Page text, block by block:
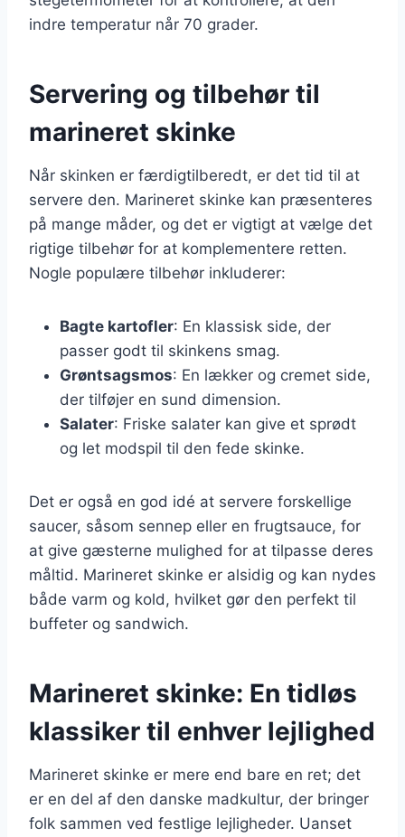
indre temperatur når 70 grader.
Servering og tilbehør til
marineret skinke
Når skinken er færdigtilberedt, er det tid til at
servere den. Marineret skinke kan præsenteres
på mange måder, og det er vigtigt at vælge det
rigtige tilbehør for at komplementere retten.
Nogle populære tilbehør inkluderer:
Bagte kartofler: En klassisk side, der
passer godt til skinkens smag.
Grøntsagsmos: En lækker og cremet side,
der tilføjer en sund dimension.
Salater: Friske salater kan give et sprødt
og let modspil til den fede skinke.
Det er også en god idé at servere forskellige
saucer, såsom sennep eller en frugtsauce, for
at give gæsterne mulighed for at tilpasse deres
måltid. Marineret skinke er alsidig og kan nydes
både varm og kold, hvilket gør den perfekt til
buffeter og sandwich.
Marineret skinke: En tidløs
klassiker til enhver lejlighed
Marineret skinke er mere end bare en ret; det
er en del af den danske madkultur, der bringer
folk sammen ved festlige lejligheder. Uanset